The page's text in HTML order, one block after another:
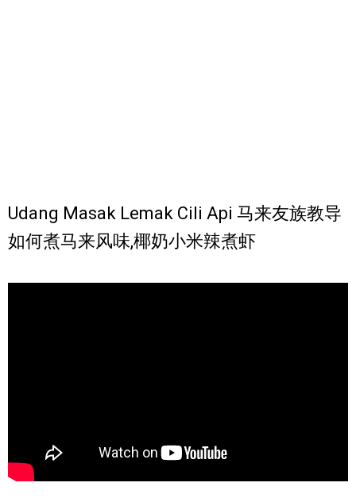
Udang Masak Lemak Cili Api 马来友族教导
如何煮马来风味,椰奶小米辣煮虾